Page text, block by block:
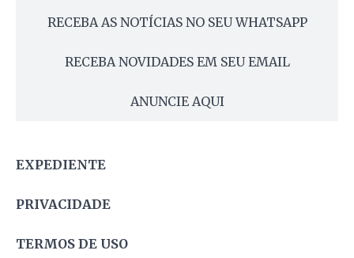
RECEBA AS NOTÍCIAS NO SEU WHATSAPP
RECEBA NOVIDADES EM SEU EMAIL
ANUNCIE AQUI
EXPEDIENTE
PRIVACIDADE
TERMOS DE USO